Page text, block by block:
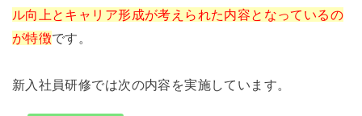
ル向上とキャリア形成が考えられた内容となっているの
が特徴です。
新入社員研修では次の内容を実施しています。